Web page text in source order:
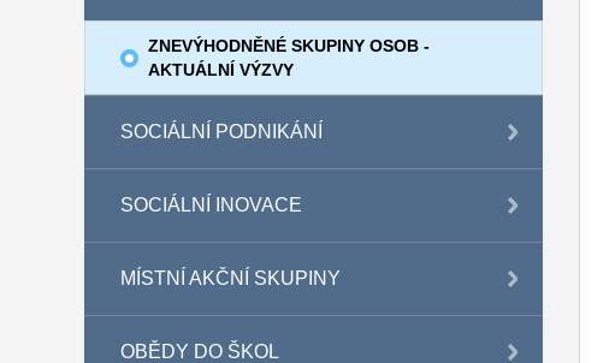
ZNEVÝHODNĚNÉ SKUPINY OSOB -
AKTUÁLNÍ VÝZVY
SOCIÁLNÍ PODNIKÁNÍ
SOCIÁLNÍ INOVACE
MÍSTNÍ AKČNÍ SKUPINY
OBĚDY DO ŠKOL